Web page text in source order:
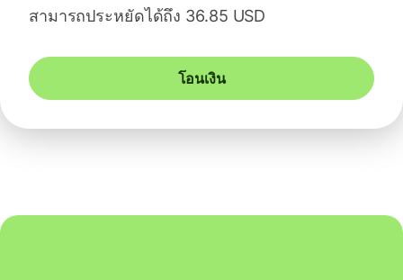
สามารถประหยัดได้ถึง 36.85 USD
โอนเงิน